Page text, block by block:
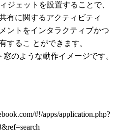
ジェットを設置することで、
有に関するアクティビティ
ントをインタラクティブかつ
するこ とができます。
窓のような動作イメージです。
#!/apps/application.php?